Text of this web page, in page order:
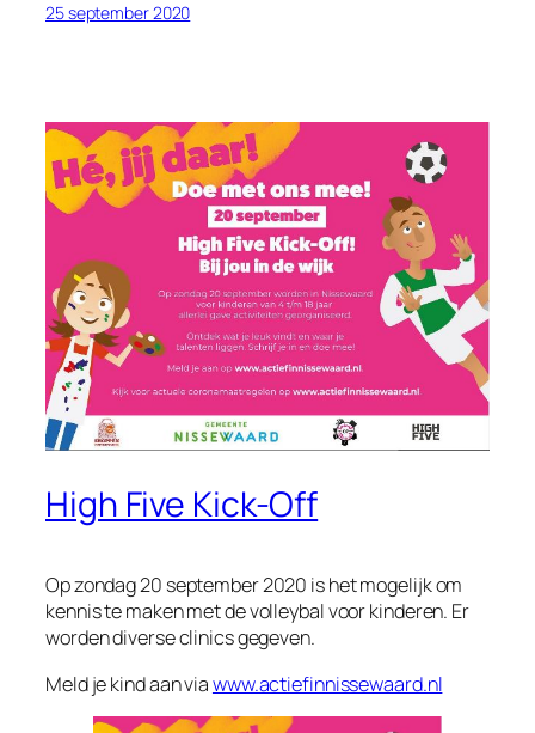
25 september 2020
High Five Kick-Off
Op zondag 20 september 2020 is het mogelijk om
kennis te maken met de volleybal voor kinderen. Er
worden diverse clinics gegeven.
Meld je kind aan viawww.actiefinnissewaard.nl